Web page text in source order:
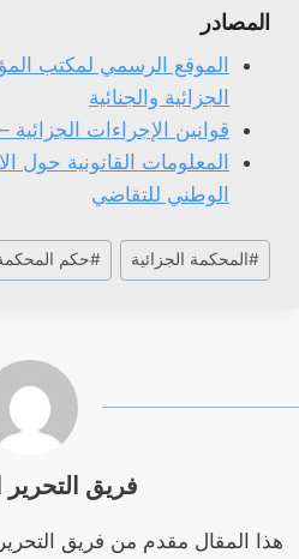
المصادر
الموقع الرسمي لمكتب
الجزائية والجنائية
قوانين الإجراءات
المعلومات القانونية حول
الوطني للتقاضي
وسوم
المقال:
#المحكمة الجزائية #حكم المحكمة
فريق التحرير
هذا المقال مقدم من فريق